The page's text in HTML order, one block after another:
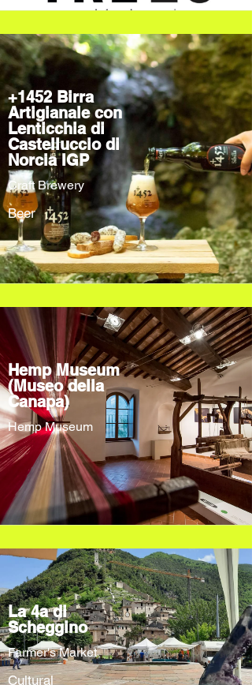
+1452 Birra
Artigianale con
Lenticchia di
Castelluccio di
Norcia IGP
Craft Brewery
Beer
Hemp Museum
(Museo della
Canapa)
Hemp Museum
La 4a di
Scheggino
Farmer's Market
Cultural